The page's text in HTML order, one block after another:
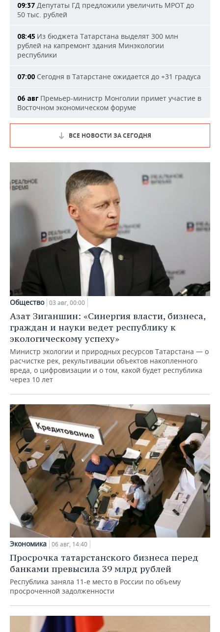
09:37 Депутаты ГД предложили увеличить МРОТ до
50 тыс. рублей
08:45 Из бюджета Татарстана выделят 300 млн
рублей на капремонт здания Минэкологии
республики
07:00 Сегодня в Татарстане ожидается до +31 градуса
06 авг Премьер-министр Монголии примет участие в
Восточном экономическом форуме
ВСЕ НОВОСТИ ЗА СЕГОДНЯ
Общество 03 авг, 00:00
Азат Зиганшин: «Синергия власти, бизнеса,
граждан и науки ведет республику к
экологическому успеху»
Министр экологии и природных ресурсов Татарстана — о
расчистке рек, рекультивации объектов накопленного
вреда, о цифровизации и о том, какой будет республика
через 10 лет
Экономика 06 авг, 14:40
Просрочка татарстанского бизнеса перед
банками превысила 39 млрд рублей
Республика заняла 11-е место в России по объему
просроченной задолженности